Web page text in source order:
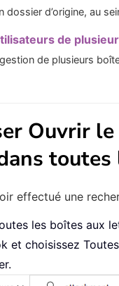
dossier d’origine, au
de
de plusieurs
Ouvrir
effectué une
les boîtes aux
et choisissez